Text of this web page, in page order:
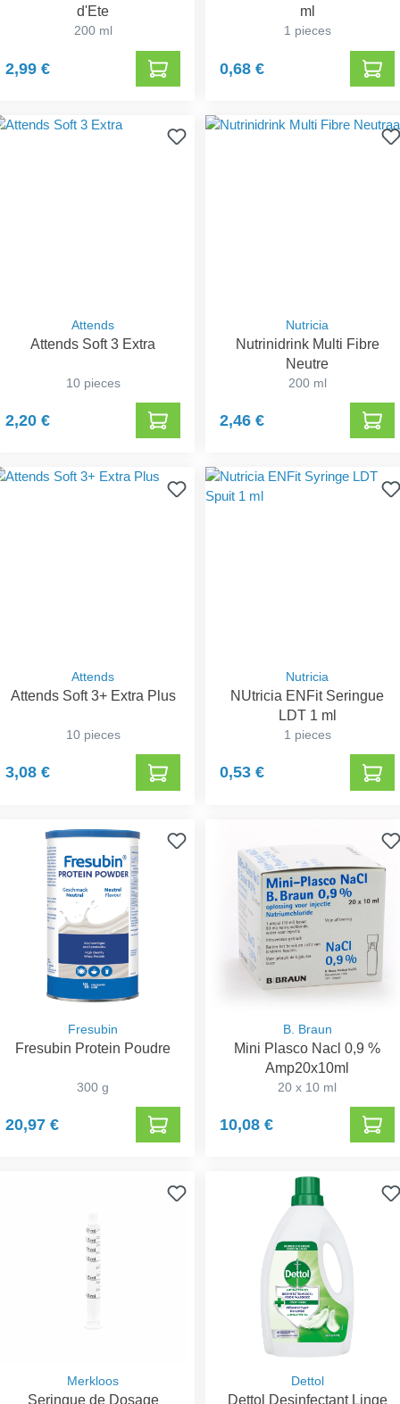
d'Ete
200 ml
2,99 €
ml
1 pieces
0,68 €
Attends
Attends Soft 3 Extra
10 pieces
2,20 €
Nutricia
Nutrinidrink Multi Fibre
Neutre
200 ml
2,46 €
Attends
Attends Soft 3+ Extra Plus
10 pieces
3,08 €
Nutricia
NUtricia ENFit Seringue
LDT 1 ml
1 pieces
0,53 €
Fresubin
Fresubin Protein Poudre
300 g
20,97 €
B. Braun
Mini Plasco Nacl 0,9 %
Amp20x10ml
20 x 10 ml
10,08 €
Merkloos
Seringue de Dosage
Dettol
Dettol Desinfectant Linge